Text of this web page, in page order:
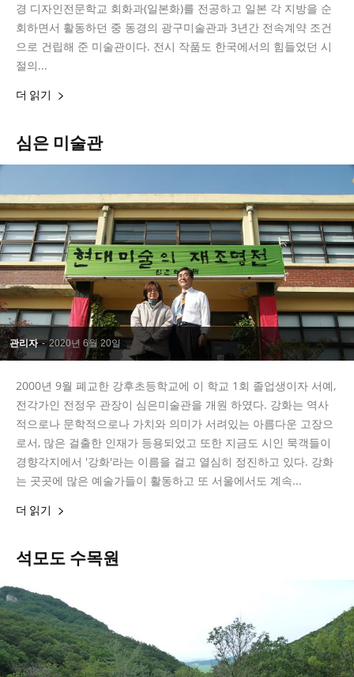
경 디자인전문학교 회화과(일본화)를 전공하고 일본 각 지방을 순
회하면서 활동하던 중 동경의 광구미술관과 3년간 전속계약 조건
으로 건립해 준 미술관이다. 전시 작품도 한국에서의 힘들었던 시
절의...
더 읽기
심은 미술관
관리자 - 2020년 6월 20일
2000년 9월 폐교한 강후초등학교에 이 학교 1회 졸업생이자 서예,
전각가인 전정우 관장이 심은미술관을 개원 하였다. 강화는 역사
적으로나 문학적으로나 가치와 의미가 서려있는 아름다운 고장으
로서, 많은 걸출한 인재가 등용되었고 또한 지금도 시인 묵객들이
경향각지에서 '강화'라는 이름을 걸고 열심히 정진하고 있다. 강화
는 곳곳에 많은 예술가들이 활동하고 또 서울에서도 계속...
더 읽기
석모도 수목원